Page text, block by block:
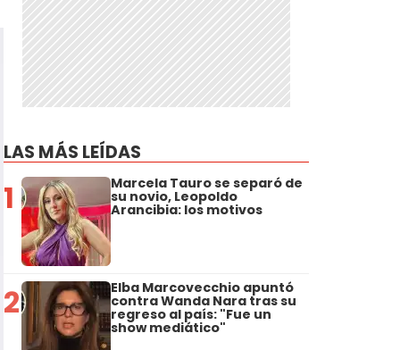
LAS MÁS LEÍDAS
1 Marcela Tauro se separó de
su novio, Leopoldo
Arancibia: los motivos
2 Elba Marcovecchio apuntó
contra Wanda Nara tras su
regreso al país: "Fue un
show mediático"